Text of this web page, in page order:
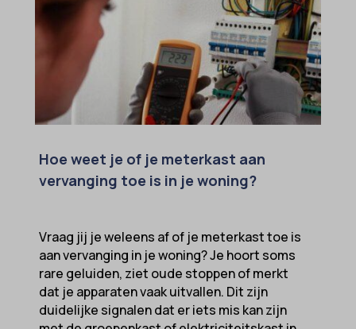
Hoe weet je of je meterkast aan
vervanging toe is in je woning?
Vraag jij je weleens af of je meterkast toe is
aan vervanging in je woning? Je hoort soms
rare geluiden, ziet oude stoppen of merkt
dat je apparaten vaak uitvallen. Dit zijn
duidelijke signalen dat er iets mis kan zijn